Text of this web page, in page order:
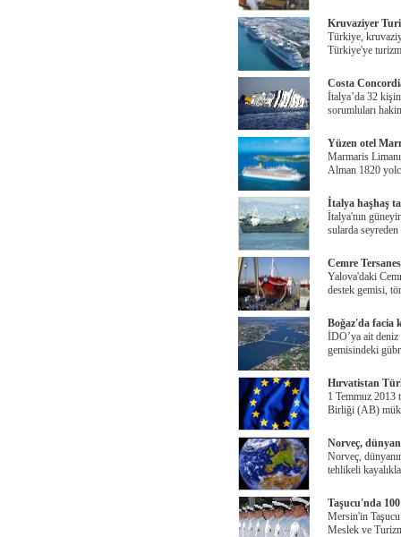
Kruvaziyer
Türkiye,
Türkiye'ye
Costa
İtalya’da 32
sorumluları
Yüzen otel
Marmaris
Alman 1820
İtalya haşhaş
İtalya'nın
sularda
Cemre
Yalova'daki
destek gemisi,
Boğaz'da facia
İDO’ya ait
gemisindeki
Hırvatistan
1 Temmuz 2013
Birliği (AB)
Norveç,
Norveç,
tehlikeli
Taşucu'nda
Mersin'in
Meslek ve